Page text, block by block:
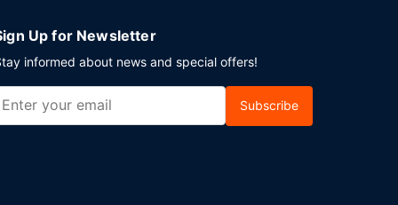
Up for Newsletter
informed about news and special offers!
Subscribe